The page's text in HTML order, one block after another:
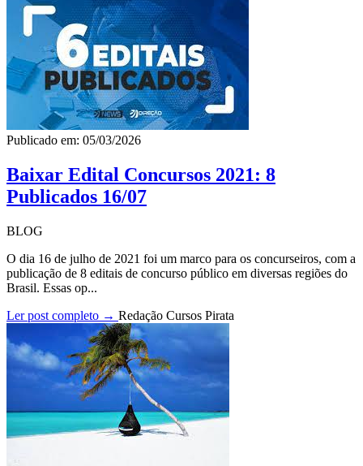
Publicado em: 05/03/2026
Baixar Edital Concursos 2021: 8
Publicados 16/07
BLOG
O dia 16 de julho de 2021 foi um marco para os concurseiros, com a
publicação de 8 editais de concurso público em diversas regiões do
Brasil. Essas op...
Ler post completo → Redação Cursos Pirata